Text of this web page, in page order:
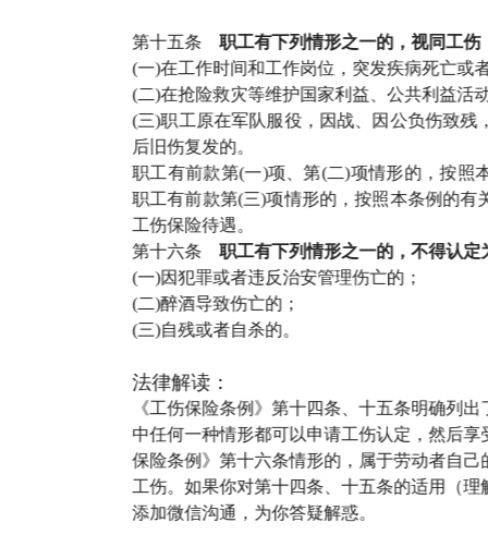
第十五条职工有下列情形之一的，视同工伤
(一)在工作时间和工作岗位，突发疾病死亡或
(二)在抢险救灾等维护国家利益、公共利益活
(三)职工原在军队服役，因战、因公负伤致
后旧伤复发的。
职工有前款第(一)项、第(二)项情形的，按照
职工有前款第(三)项情形的，按照本条例的
工伤保险待遇。
第十六条职工有下列情形之一的，不得认定
(一)因犯罪或者违反治安管理伤亡的；
(二)醉酒导致伤亡的；
(三)自残或者自杀的。
法律解读：
《工伤保险条例》第十四条、十五条明确列
中任何一种情形都可以申请工伤认定，然后
保险条例》第十六条情形的，属于劳动者自
工伤。如果你对第十四条、十五条的适用（
添加微信沟通，为你答疑解惑。